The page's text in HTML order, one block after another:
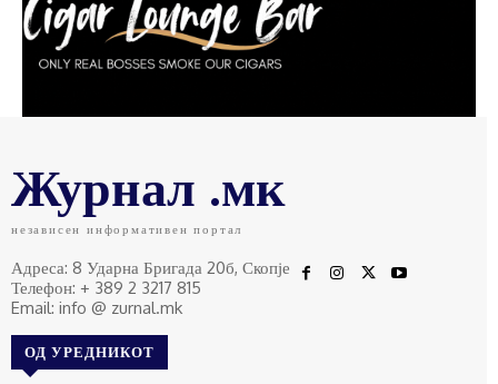
Журнал .мк
независен информативен портал
Адреса: 8 Ударна Бригада 20б, Скопје
Телефон: + 389 2 3217 815
Email: info @ zurnal.mk
ОД УРЕДНИКОТ